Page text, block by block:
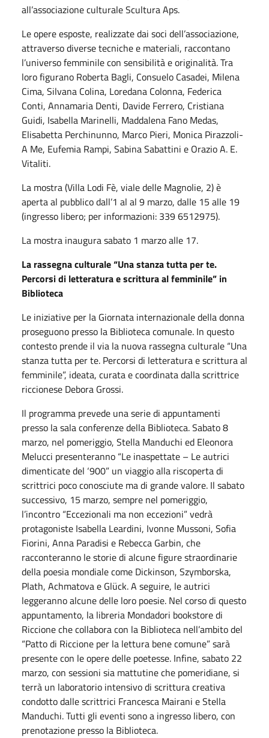
all’associazione culturale Scultura Aps.
Le opere esposte, realizzate dai soci dell’associazione,
attraverso diverse tecniche e materiali, raccontano
l’universo femminile con sensibilità e originalità. Tra
loro figurano Roberta Bagli, Consuelo Casadei, Milena
Cima, Silvana Colina, Loredana Colonna, Federica
Conti, Annamaria Denti, Davide Ferrero, Cristiana
Guidi, Isabella Marinelli, Maddalena Fano Medas,
Elisabetta Perchinunno, Marco Pieri, Monica Pirazzoli-
A Me, Eufemia Rampi, Sabina Sabattini e Orazio A. E.
Vitaliti.
La mostra (Villa Lodi Fè, viale delle Magnolie, 2) è
aperta al pubblico dall’1 al al 9 marzo, dalle 15 alle 19
(ingresso libero; per informazioni: 339 6512975).
La mostra inaugura sabato 1 marzo alle 17.
La rassegna culturale “Una stanza tutta per te.
Percorsi di letteratura e scrittura al femminile” in
Biblioteca
Le iniziative per la Giornata internazionale della donna
proseguono presso la Biblioteca comunale. In questo
contesto prende il via la nuova rassegna culturale “Una
stanza tutta per te. Percorsi di letteratura e scrittura al
femminile”, ideata, curata e coordinata dalla scrittrice
riccionese Debora Grossi.
Il programma prevede una serie di appuntamenti
presso la sala conferenze della Biblioteca. Sabato 8
marzo, nel pomeriggio, Stella Manduchi ed Eleonora
Melucci presenteranno “Le inaspettate – Le autrici
dimenticate del ‘900” un viaggio alla riscoperta di
scrittrici poco conosciute ma di grande valore. Il sabato
successivo, 15 marzo, sempre nel pomeriggio,
l’incontro “Eccezionali ma non eccezioni” vedrà
protagoniste Isabella Leardini, Ivonne Mussoni, Sofia
Fiorini, Anna Paradisi e Rebecca Garbin, che
racconteranno le storie di alcune figure straordinarie
della poesia mondiale come Dickinson, Szymborska,
Plath, Achmatova e Glück. A seguire, le autrici
leggeranno alcune delle loro poesie. Nel corso di questo
appuntamento, la libreria Mondadori bookstore di
Riccione che collabora con la Biblioteca nell’ambito del
“Patto di Riccione per la lettura bene comune” sarà
presente con le opere delle poetesse. Infine, sabato 22
marzo, con sessioni sia mattutine che pomeridiane, si
terrà un laboratorio intensivo di scrittura creativa
condotto dalle scrittrici Francesca Mairani e Stella
Manduchi. Tutti gli eventi sono a ingresso libero, con
prenotazione presso la Biblioteca.